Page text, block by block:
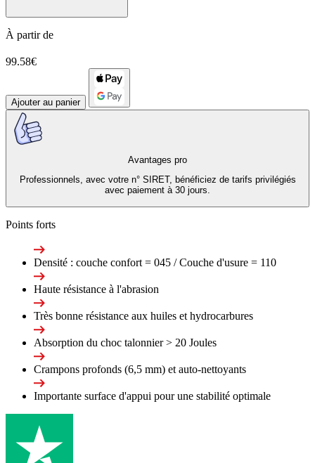
À partir de
99.58€
Ajouter au panier
Avantages pro
Professionnels, avec votre n° SIRET, bénéficiez de tarifs privilégiés
avec paiement à 30 jours.
Points forts
Densité : couche confort = 045 / Couche d'usure = 110
Haute résistance à l'abrasion
Très bonne résistance aux huiles et hydrocarbures
Absorption du choc talonnier > 20 Joules
Crampons profonds (6,5 mm) et auto-nettoyants
Importante surface d'appui pour une stabilité optimale